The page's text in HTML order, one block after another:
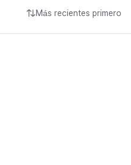
Más recientes primero